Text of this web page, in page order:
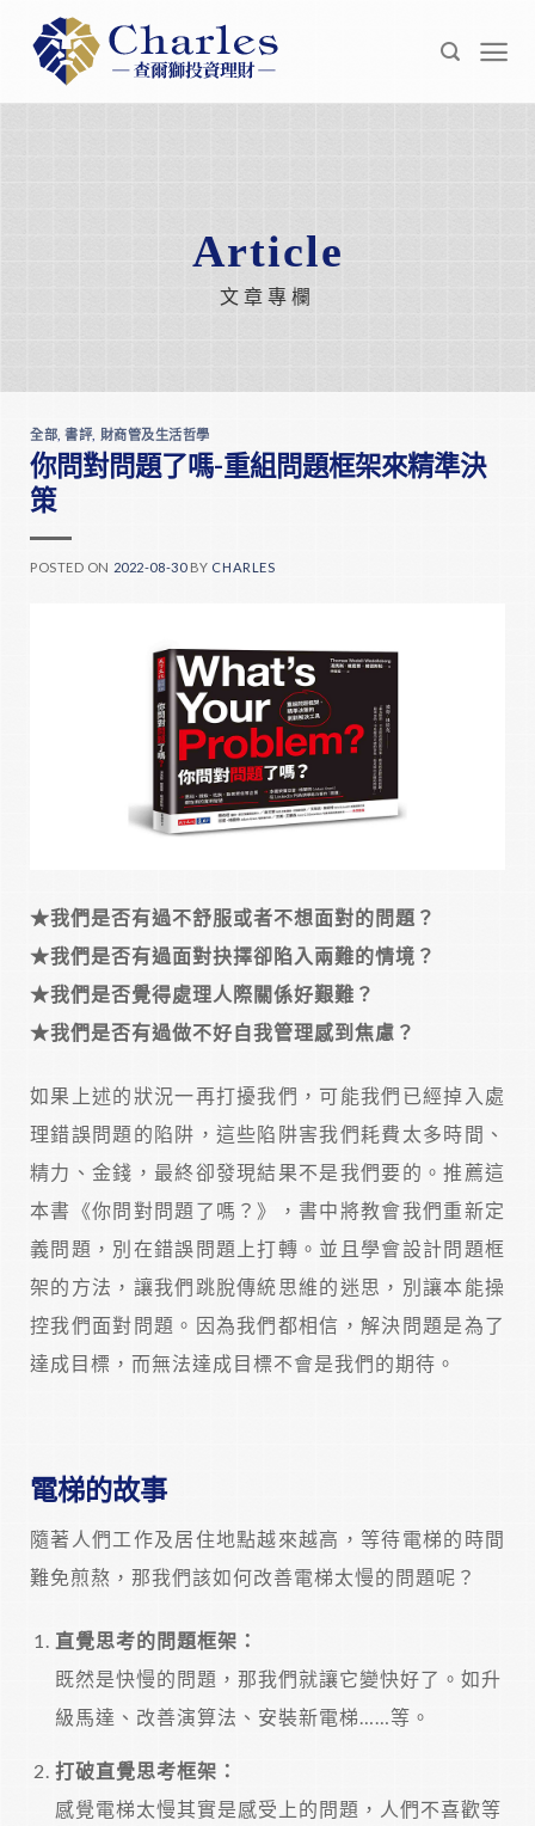
content
Article
文章專欄
全部 ,書評, 財商管及生活哲學
你問對問題了嗎-重組問題框架來精準決
策
POSTED ON 2022-08-30BY CHARLES
★我們是否有過不舒服或者不想面對的問題？
★我們是否有過面對抉擇卻陷入兩難的情境？
★我們是否覺得處理人際關係好艱難？
★我們是否有過做不好自我管理感到焦慮？
如果上述的狀況一再打擾我們，可能我們已經掉入處
理錯誤問題的陷阱，這些陷阱害我們耗費太多時間、
精力、金錢，最終卻發現結果不是我們要的。推薦這
本書《你問對問題了嗎？》，書中將教會我們重新定
義問題，別在錯誤問題上打轉。並且學會設計問題框
架的方法，讓我們跳脫傳統思維的迷思，別讓本能操
控我們面對問題。因為我們都相信，解決問題是為了
達成目標，而無法達成目標不會是我們的期待。
電梯的故事
隨著人們工作及居住地點越來越高，等待電梯的時間
難免煎熬，那我們該如何改善電梯太慢的問題呢？
直覺思考的問題框架：
既然是快慢的問題，那我們就讓它變快好了。如升
級馬達、改善演算法、安裝新電梯……等。
打破直覺思考框架：
感覺電梯太慢其實是感受上的問題，人們不喜歡等